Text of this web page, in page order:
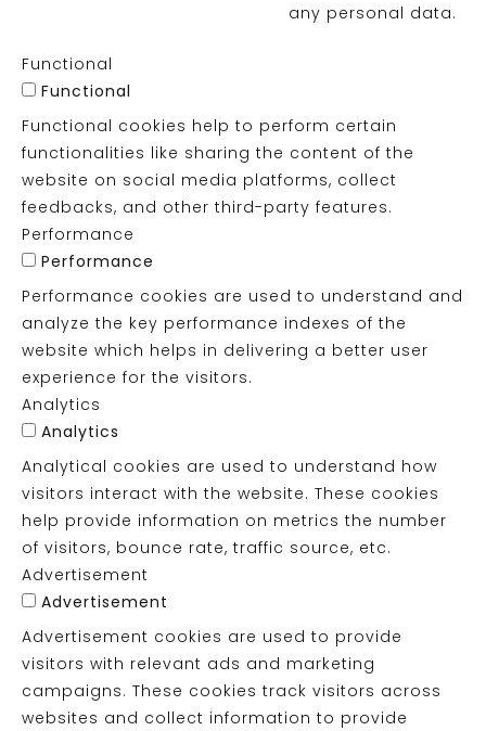
any personal data.
Functional
Functional
Functional cookies help to perform certain
functionalities like sharing the content of the
website on social media platforms, collect
feedbacks, and other third-party features.
Performance
Performance
Performance cookies are used to understand and
analyze the key performance indexes of the
website which helps in delivering a better user
experience for the visitors.
Analytics
Analytics
Analytical cookies are used to understand how
visitors interact with the website. These cookies
help provide information on metrics the number
of visitors, bounce rate, traffic source, etc.
Advertisement
Advertisement
Advertisement cookies are used to provide
visitors with relevant ads and marketing
campaigns. These cookies track visitors across
websites and collect information to provide